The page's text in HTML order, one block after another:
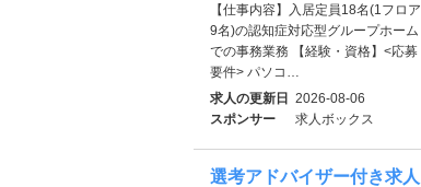
【仕事内容】入居定員18名(1フロア
9名)の認知症対応型グループホーム
での事務業務 【経験・資格】<応募
要件> パソコ…
求人の更新日 2026-08-06
スポンサー
求人ボックス
選考アドバイザー付き求人